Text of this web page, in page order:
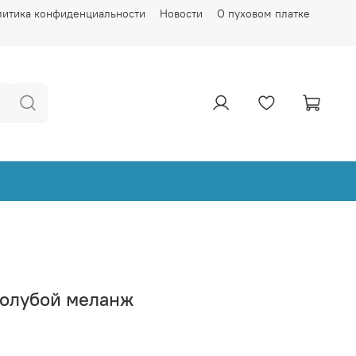
конфиденциальности Новости О пуховом платке
меланж